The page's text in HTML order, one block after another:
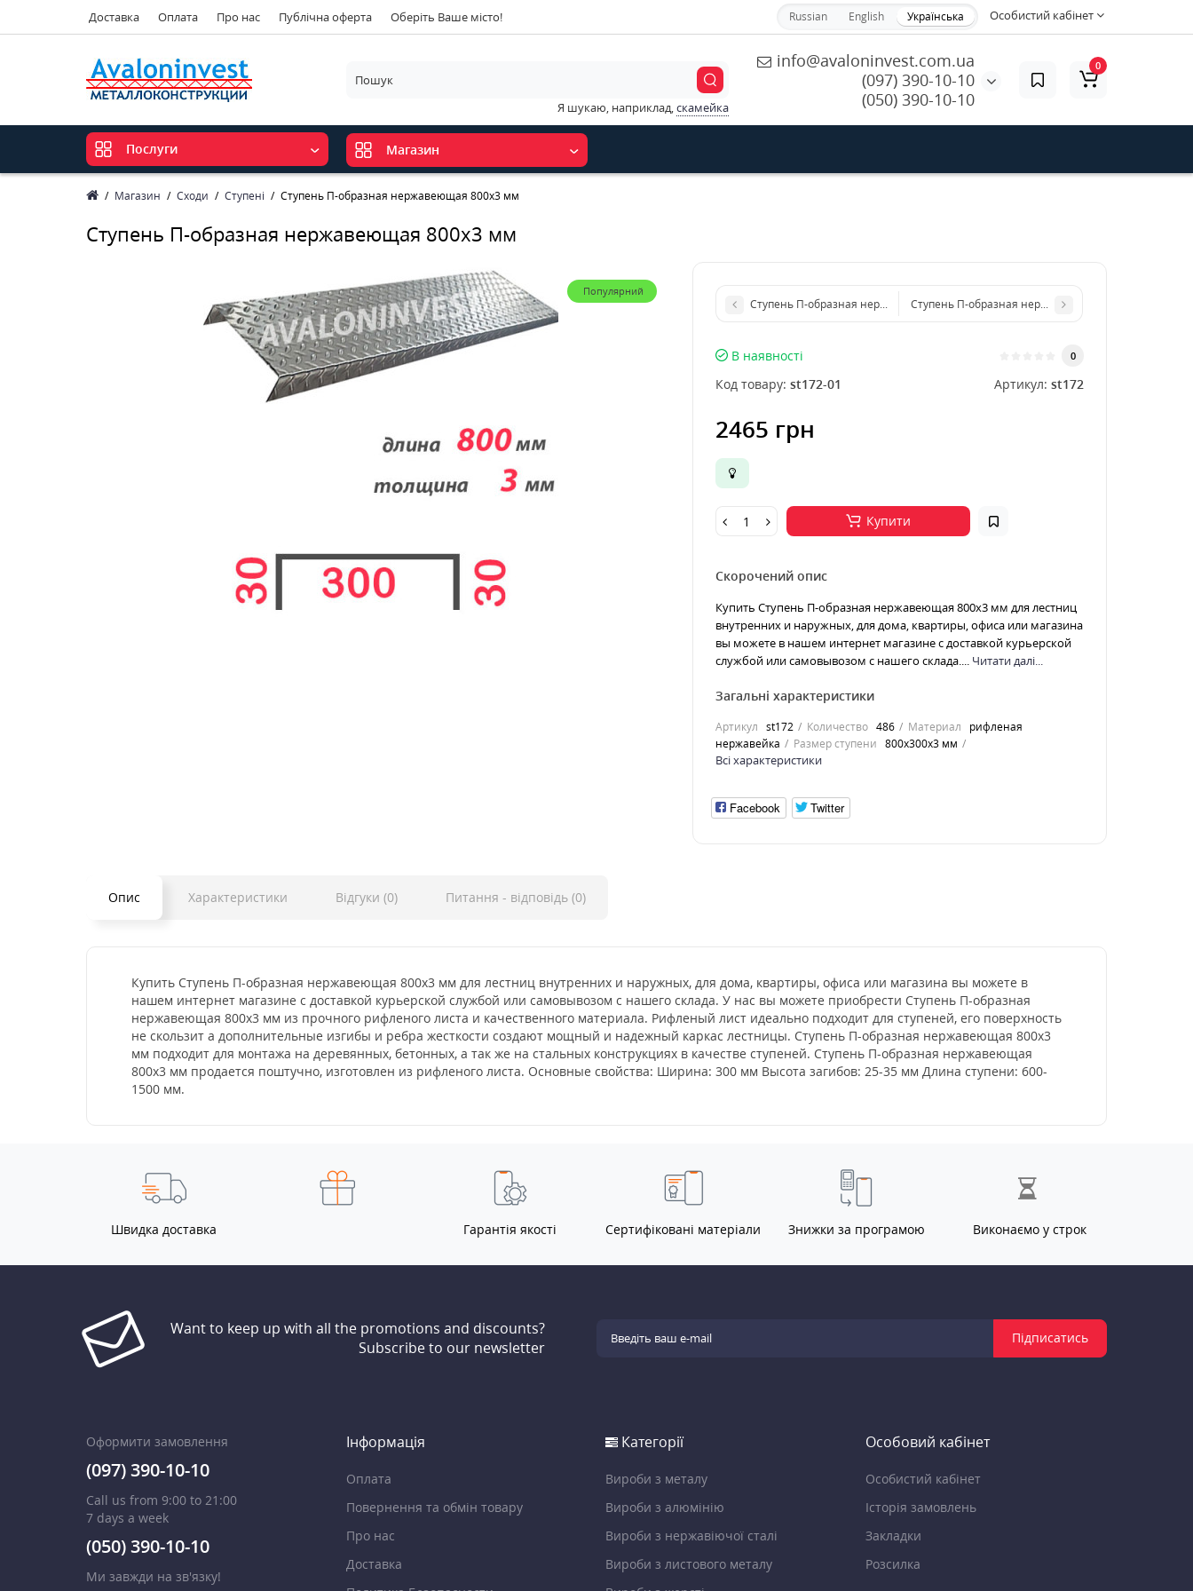
Доставка Оплата Про нас Публічна оферта Оберіть Ваше місто! Особистий кабінет
Russian English Українська
info@avaloninvest.com.ua
(097) 390-10-10
(050) 390-10-10
Я шукаю, наприклад,скамейка
0
Послуги Магазин
Магазин Сходи Ступені Ступень П-образная нержавеющая 800x3 мм
Ступень П-образная нержавеющая 800x3 мм
Популярний
Ступень П-образная нержавеющая 600x4 ммСтупень П-образная нержавеющая 800x4 мм
В наявності 0
Код товару: st172-01 Артикул: st172
2465 грн
Купити
Скорочений опис
Купить Ступень П-образная нержавеющая 800x3 мм для лестниц
внутренних и наружных, для дома, квартиры, офиса или магазина
вы можете в нашем интернет магазине с доставкой курьерской
службой или самовывозом с нашего склада.... Читати далі...
Загальні характеристики
Артикул st172 Количество 486 Материал
рифленая
нержавейка
Размер ступени 800x300x3 мм
Всі характеристики
Facebook Twitter
Опис Характеристики Відгуки (0) Питання - відповідь (0)
Купить Ступень П-образная нержавеющая 800x3 мм для лестниц внутренних и наружных, для дома, квартиры, офиса или магазина вы можете в
нашем интернет магазине с доставкой курьерской службой или самовывозом с нашего склада. У нас вы можете приобрести Ступень П-образная
нержавеющая 800x3 мм из прочного рифленого листа и качественного материала. Рифленый лист идеально подходит для ступеней, его поверхность
не скользит а дополнительные изгибы и ребра жесткости создают мощный и надежный каркас лестницы. Ступень П-образная нержавеющая 800x3
мм подходит для монтажа на деревянных, бетонных, а так же на стальных конструкциях в качестве ступеней. Ступень П-образная нержавеющая
800x3 мм продается поштучно, изготовлен из рифленого листа. Основные свойства: Ширина: 300 мм Высота загибов: 25-35 мм Длина ступени: 600-
1500 мм.
Швидка доставка Гарантія якості Сертифіковані матеріали Знижки за програмою Виконаємо у строк
Want to keep up with all the promotions and discounts?
Subscribe to our newsletter
Підписатись
Оформити замовлення
(097) 390-10-10
Call us from 9:00 to 21:00
7 days a week
(050) 390-10-10
Ми завжди на зв'язку!
Інформація
Оплата
Повернення та обмін товару
Про нас
Доставка
Категорії
Вироби з металу
Вироби з алюмінію
Вироби з нержавіючої сталі
Вироби з листового металу
Особовий кабінет
Особистий кабінет
Історія замовлень
Закладки
Розсилка